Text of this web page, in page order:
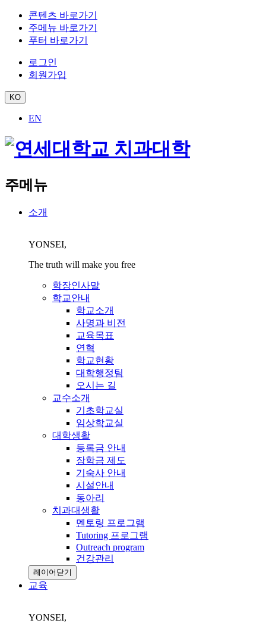
콘텐츠 바로가기
주메뉴 바로가기
푸터 바로가기
로그인
회원가입
KO
EN
주메뉴
소개
YONSEI,
The truth will make you free
학장인사말
학교안내
학교소개
사명과 비전
교육목표
연혁
학교현황
대학행정팀
오시는 길
교수소개
기초학교실
임상학교실
대학생활
등록금 안내
장학금 제도
기숙사 안내
시설안내
동아리
치과대생활
멘토링 프로그램
Tutoring 프로그램
Outreach program
건강관리
레이어닫기
교육
YONSEI,